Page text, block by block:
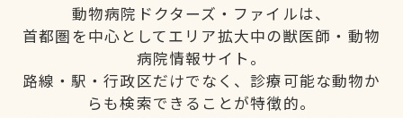
動物病院ドクターズ・ファイルは、
首都圏を中心としてエリア拡大中の獣医師・動物
病院情報サイト。
路線・駅・行政区だけでなく、診療可能な動物か
らも検索できることが特徴的。